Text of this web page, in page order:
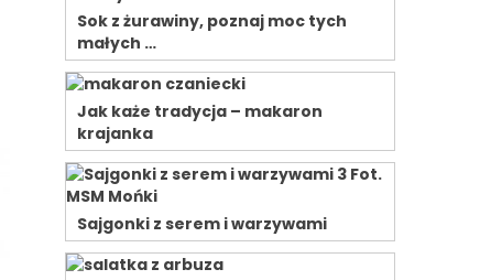
Sok z żurawiny, poznaj moc tych
małych …
Jak każe tradycja – makaron
krajanka
Sajgonki z serem i warzywami